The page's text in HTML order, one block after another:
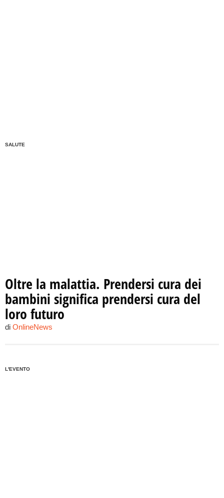
SALUTE
Oltre la malattia. Prendersi cura dei
bambini significa prendersi cura del
loro futuro
di OnlineNews
L'EVENTO